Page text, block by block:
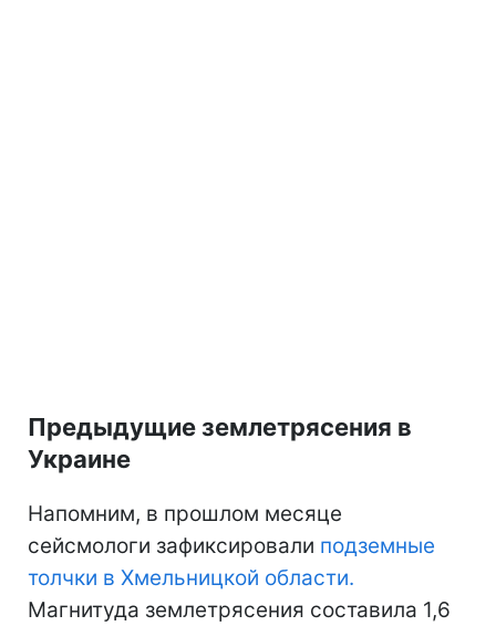
Предыдущие землетрясения в
Украине
Напомним, в прошлом месяце
сейсмологи зафиксировали подземные
толчки в Хмельницкой области.
Магнитуда землетрясения составила 1,6